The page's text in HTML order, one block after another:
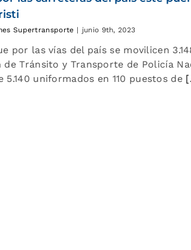
Supertransporte | junio 9th, 2023
por las vías del país se movilicen
de Tránsito y Transporte de Policía
5.140 uniformados en 110 puestos de